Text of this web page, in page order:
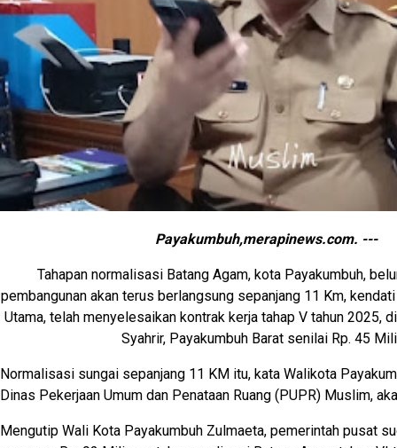
Payakumbuh,merapinews.com. ---
Tahapan normalisasi Batang Agam, kota Payakumbuh,
pembangunan akan terus berlangsung sepanjang 11 Km,
Utama, telah menyelesaikan kontrak kerja tahap V tahun 2025,
Syahrir, Payakumbuh Barat senilai Rp. 45
Normalisasi sungai sepanjang 11 KM itu, kata Walikota
Dinas Pekerjaan Umum dan Penataan Ruang (PUPR) Muslim,
Mengutip Wali Kota Payakumbuh Zulmaeta, pemerintah pusat